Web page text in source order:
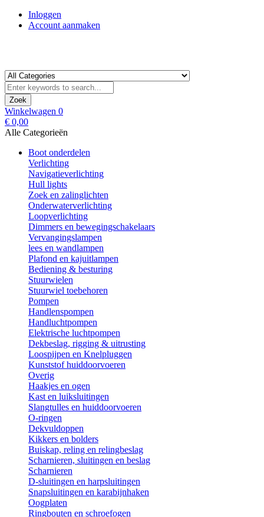
Inloggen
Account aanmaken
Zoek
Winkelwagen 0
€ 0,00
Alle Categorieën
Boot onderdelen
Verlichting
Navigatieverlichting
Hull lights
Zoek en zalinglichten
Onderwaterverlichting
Loopverlichting
Dimmers en bewegingschakelaars
Vervangingslampen
lees en wandlampen
Plafond en kajuitlampen
Bediening & besturing
Stuurwielen
Stuurwiel toebehoren
Pompen
Handlenspompen
Handluchtpompen
Elektrische luchtpompen
Dekbeslag, rigging & uitrusting
Loospijpen en Knelpluggen
Kunststof huiddoorvoeren
Overig
Haakjes en ogen
Kast en luiksluitingen
Slangtulles en huiddoorvoeren
O-ringen
Dekvuldoppen
Kikkers en bolders
Buiskap, reling en relingbeslag
Scharnieren, sluitingen en beslag
Scharnieren
D-sluitingen en harpsluitingen
Snapsluitingen en karabijnhaken
Oogplaten
Ringbouten en schroefogen